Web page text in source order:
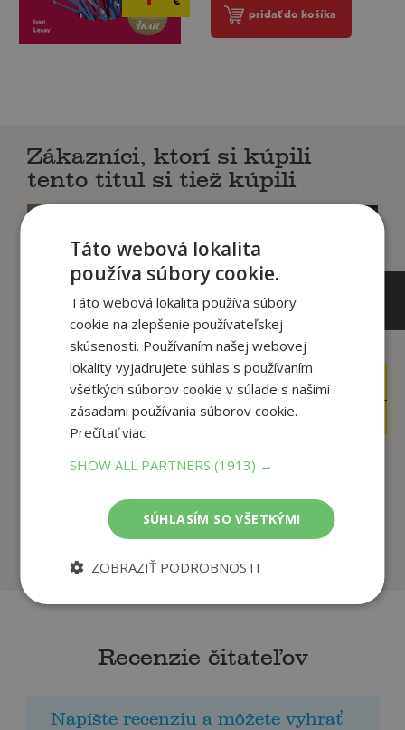
pridať do košíka
Zákazníci, ktorí si kúpili
tento titul si tiež kúpili
12 €
5,95€
rebel
Massimo Polidoro
Matteo Strukul
Recenzie čitateľov
Napíšte recenziu a môžete vyhrať
Táto webová lokalita
používa súbory cookie.
Táto webová lokalita používa súbory
cookie na zlepšenie používateľskej
skúsenosti. Používaním našej webovej
lokality vyjadrujete súhlas s používaním
všetkých súborov cookie v súlade s našimi
zásadami používania súborov cookie.
Prečítať viac
SHOW ALL PARTNERS(1913) →
SÚHLASÍM SO VŠETKÝMI
ZOBRAZIŤ PODROBNOSTI